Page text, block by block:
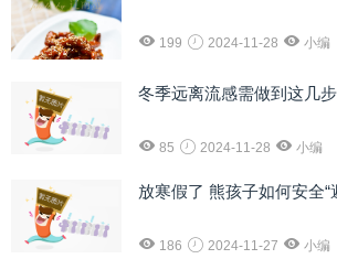
199 2024-11-28 小编
冬季远离流感需做到这几步
85 2024-11-28 小编
放寒假了 熊孩子如何安全“
186 2024-11-27 小编